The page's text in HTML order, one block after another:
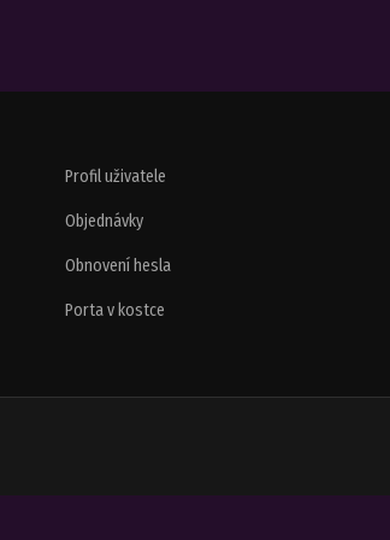
Profil uživatele
Objednávky
Obnovení hesla
Porta v kostce